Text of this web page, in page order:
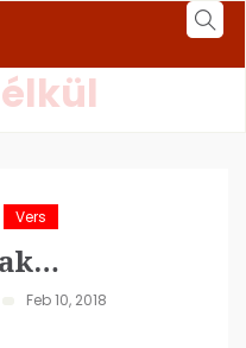
Vers
Feb 10, 2018